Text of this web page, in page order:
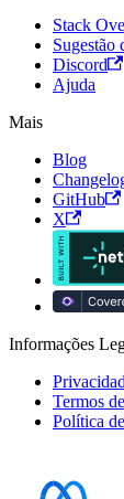
Stack
Sugestão
Discord
Ajuda
Mais
Blog
GitHub
X
Informações
Termos
Política